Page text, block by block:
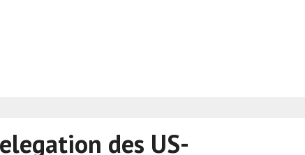
des US-